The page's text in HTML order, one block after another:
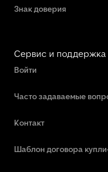
Знак доверия
Сервис и поддержка
Войти
Часто задаваемые
Контакт
Шаблон договора